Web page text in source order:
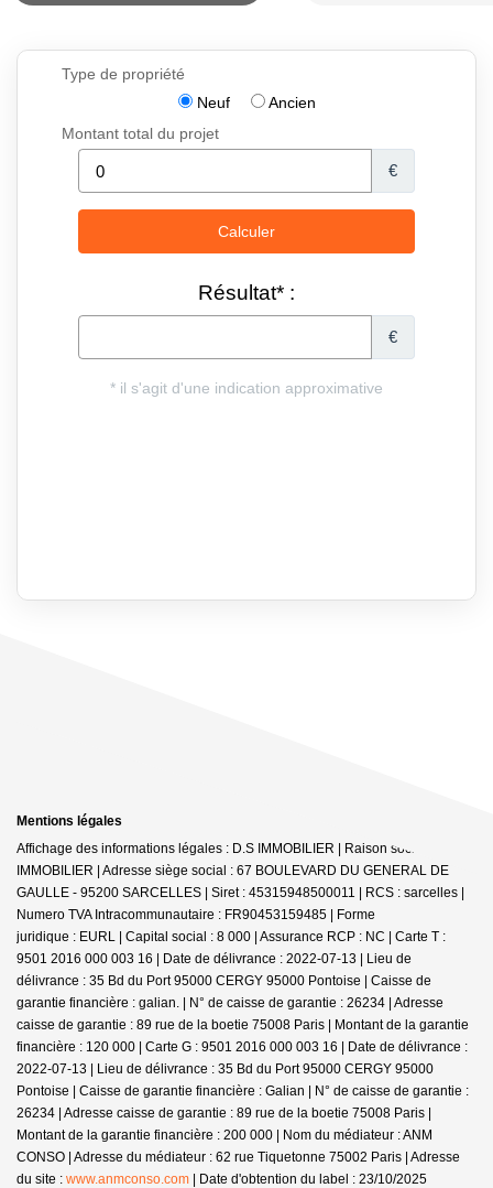
Mentions légales
Affichage des informations légales : D.S IMMOBILIER | Raison sociale : DS
IMMOBILIER | Adresse siège social : 67 BOULEVARD DU GENERAL DE
GAULLE - 95200 SARCELLES | Siret : 45315948500011 | RCS : sarcelles |
Numero TVA Intracommunautaire : FR90453159485 | Forme
juridique : EURL | Capital social : 8 000 | Assurance RCP : NC | Carte T :
9501 2016 000 003 16 | Date de délivrance : 2022-07-13 | Lieu de
délivrance : 35 Bd du Port 95000 CERGY 95000 Pontoise | Caisse de
garantie financière : galian. | N° de caisse de garantie : 26234 | Adresse
caisse de garantie : 89 rue de la boetie 75008 Paris | Montant de la garantie
financière : 120 000 | Carte G : 9501 2016 000 003 16 | Date de délivrance :
2022-07-13 | Lieu de délivrance : 35 Bd du Port 95000 CERGY 95000
Pontoise | Caisse de garantie financière : Galian | N° de caisse de garantie :
26234 | Adresse caisse de garantie : 89 rue de la boetie 75008 Paris |
Montant de la garantie financière : 200 000 | Nom du médiateur : ANM
CONSO | Adresse du médiateur : 62 rue Tiquetonne 75002 Paris | Adresse
du site : www.anmconso.com | Date d'obtention du label : 23/10/2025